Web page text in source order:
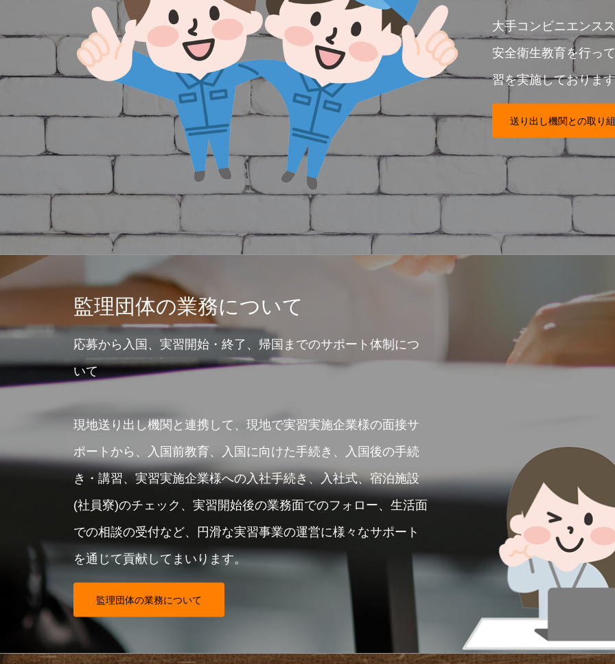
大手コンビニエンス
安全衛生教育を行っ
習を実施しておりま
送り出し機関との取り
監理団体の業務について
応募から入国、実習開始・終了、帰国までのサポート体制につ
いて
現地送り出し機関と連携して、現地で実習実施企業様の面接サ
ポートから、入国前教育、入国に向けた手続き、入国後の手続
き・講習、実習実施企業様への入社手続き、入社式、宿泊施設
(社員寮)のチェック、実習開始後の業務面でのフォロー、生活面
での相談の受付など、円滑な実習事業の運営に様々なサポート
を通じて貢献してまいります。
監理団体の業務について